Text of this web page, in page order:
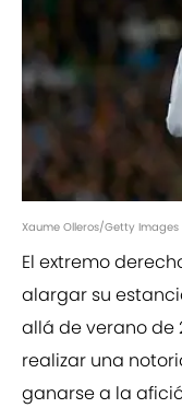
Xaume Olleros/Getty Images
El extremo
alargar su
allá de verano de
realizar una
ganarse a la